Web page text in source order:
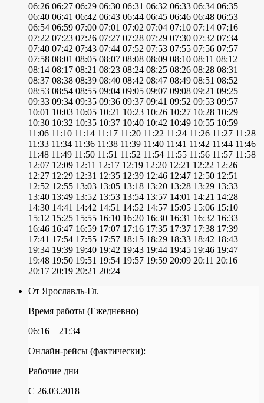
06:26 06:27 06:29 06:30 06:31 06:32 06:33 06:34 06:35
06:40 06:41 06:42 06:43 06:44 06:45 06:46 06:48 06:53
06:54 06:59 07:00 07:01 07:02 07:04 07:10 07:14 07:16
07:22 07:23 07:26 07:27 07:28 07:29 07:30 07:32 07:34
07:40 07:42 07:43 07:44 07:52 07:53 07:55 07:56 07:57
07:58 08:01 08:05 08:07 08:08 08:09 08:10 08:11 08:12
08:14 08:17 08:21 08:23 08:24 08:25 08:26 08:28 08:31
08:37 08:38 08:39 08:40 08:42 08:47 08:49 08:51 08:52
08:53 08:54 08:55 09:04 09:05 09:07 09:08 09:21 09:25
09:33 09:34 09:35 09:36 09:37 09:41 09:52 09:53 09:57
10:01 10:03 10:05 10:21 10:23 10:26 10:27 10:28 10:29
10:30 10:32 10:35 10:37 10:40 10:42 10:49 10:55 10:59
11:06 11:10 11:14 11:17 11:20 11:22 11:24 11:26 11:27 11:28
11:33 11:34 11:36 11:38 11:39 11:40 11:41 11:42 11:44 11:46
11:48 11:49 11:50 11:51 11:52 11:54 11:55 11:56 11:57 11:58
12:07 12:09 12:11 12:17 12:19 12:20 12:21 12:22 12:26
12:27 12:29 12:31 12:35 12:39 12:46 12:47 12:50 12:51
12:52 12:55 13:03 13:05 13:18 13:20 13:28 13:29 13:33
13:40 13:49 13:52 13:53 13:54 13:57 14:01 14:21 14:28
14:30 14:41 14:42 14:51 14:52 14:57 15:05 15:06 15:10
15:12 15:25 15:55 16:10 16:20 16:30 16:31 16:32 16:33
16:46 16:47 16:59 17:07 17:16 17:35 17:37 17:38 17:39
17:41 17:54 17:55 17:57 18:15 18:29 18:33 18:42 18:43
19:34 19:39 19:40 19:42 19:43 19:44 19:45 19:46 19:47
19:48 19:50 19:51 19:54 19:57 19:59 20:09 20:11 20:16
20:17 20:19 20:21 20:24
От Ярославль-Гл.
Время работы (Ежедневно)
06:16 – 21:34
Онлайн-рейсы (фактически):
Рабочие дни
C 26.03.2018